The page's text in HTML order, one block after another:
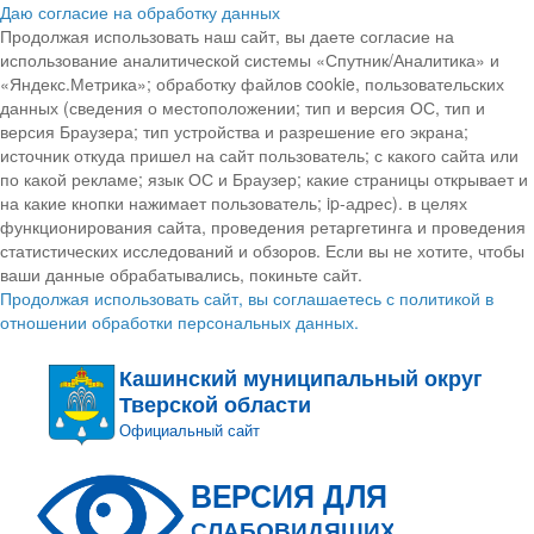
Даю согласие на обработку данных
Продолжая использовать наш сайт, вы даете согласие на
использование аналитической системы «Спутник/Аналитика» и
«Яндекс.Метрика»; обработку файлов cookie, пользовательских
данных (сведения о местоположении; тип и версия ОС, тип и
версия Браузера; тип устройства и разрешение его экрана;
источник откуда пришел на сайт пользователь; с какого сайта или
по какой рекламе; язык ОС и Браузер; какие страницы открывает и
на какие кнопки нажимает пользователь; ip-адрес). в целях
функционирования сайта, проведения ретаргетинга и проведения
статистических исследований и обзоров. Если вы не хотите, чтобы
ваши данные обрабатывались, покиньте сайт.
Продолжая использовать сайт, вы соглашаетесь с политикой в
отношении обработки персональных данных.